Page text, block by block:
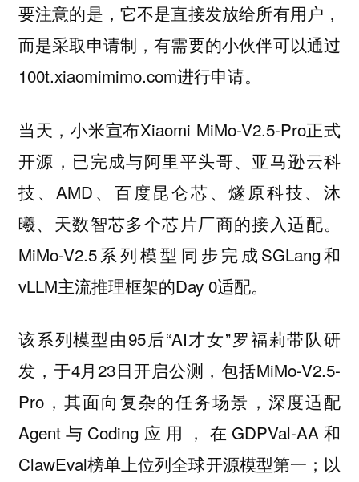
要注意的是，它不是直接发放给所有用户，
而是采取申请制，有需要的小伙伴可以通过
100t.xiaomimimo.com进行申请。
当天，小米宣布Xiaomi MiMo-V2.5-Pro正式
开源，已完成与阿里平头哥、亚马逊云科
技、AMD、百度昆仑芯、燧原科技、沐
曦、天数智芯多个芯片厂商的接入适配。
MiMo-V2.5系列模型同步完成SGLang和
vLLM主流推理框架的Day 0适配。
该系列模型由95后“AI才女”罗福莉带队研
发，于4月23日开启公测，包括MiMo-V2.5-
Pro，其面向复杂的任务场景，深度适配
Agent与Coding应用，在GDPVal-AA和
ClawEval榜单上位列全球开源模型第一；以